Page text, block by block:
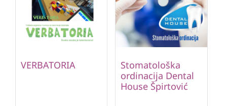
VERBATORIA
Stomatološka
ordinacija Dental
House Špirtović